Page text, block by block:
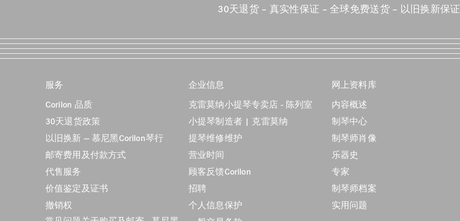
30天退货 真实性保证 全球免费送货 以旧换新保证
服务
Corilon 品质
30天退货政策
以旧换新 — 慕尼黑Corilon琴行
邮寄费用及付款方式
代售服务
价值鉴定及证书
撤销权
企业信息
克雷莫纳小提琴专卖店 - 陈列室
小提琴制造者 | 克雷莫纳
提琴维修维护
营业时间
顾客反馈Corilon
招聘
个人信息保护
网上资料库
内容概述
制琴中心
制琴师肖像
乐器史
专家
制琴师档案
实用问题